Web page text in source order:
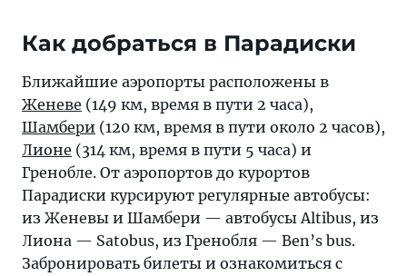
Как добраться в Парадиски
Ближайшие аэропорты расположены в
Женеве (149 км, время в пути 2 часа),
Шамбери (120 км, время в пути около 2 часов),
Лионе (314 км, время в пути 5 часа) и
Гренобле. От аэропортов до курортов
Парадиски курсируют регулярные автобусы:
из Женевы и Шамбери — автобусы Altibus, из
Лиона — Satobus, из Гренобля — Ben’s bus.
Забронировать билеты и ознакомиться с